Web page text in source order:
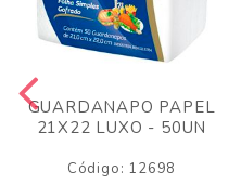
GUARDANAPO PAPEL
21X22 LUXO - 50UN
Código: 12698